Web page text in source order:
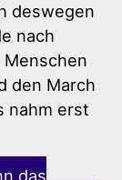
deswegen
nach
den March
nahm erst
das